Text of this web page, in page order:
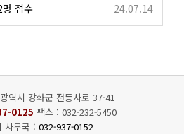
접수 24.07.14
역시 강화군 전등사로 37-41
0125 팩스 : 032-232-5450
사무국 : 032-937-0152